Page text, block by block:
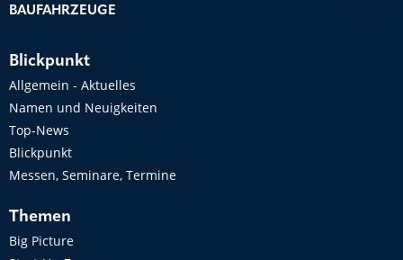
BAUFAHRZEUGE
Blickpunkt
Allgemein - Aktuelles
Namen und Neuigkeiten
Top-News
Blickpunkt
Messen, Seminare, Termine
Themen
Big Picture